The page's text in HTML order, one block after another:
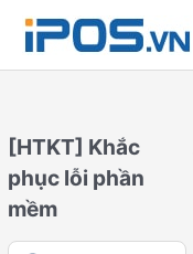
[HTKT] Khắc
phục lỗi phần
mềm